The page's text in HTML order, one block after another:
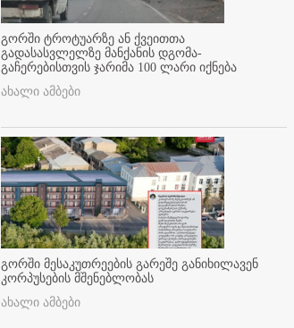
გორში ტროტუარზე ან ქვეითთა
გადასასვლელზე მანქანის დგომა-
გაჩერებისთვის ჯარიმა 100 ლარი იქნება
ახალი ამბები
გორში მესაკუთრეების გარეშე განიხილავენ
კორპუსების მშენებლობას
ახალი ამბები